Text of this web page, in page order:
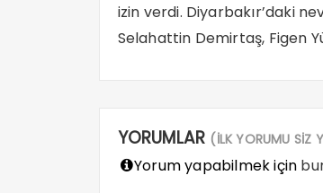
izin verdi. Diyarbakır’daki
Selahattin Demirtaş, Figen
YORUMLAR (İLK YORUMU SİZ
Yorum yapabilmek için